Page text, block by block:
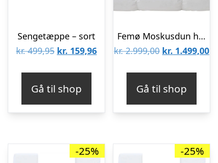
Sengetæppe – sort
kr.499,95 Den
kr. 499,95.
kr. 159,96Den
kr. 159,96.
Gå til shop
Femø Moskusdun helårsdyne – lun
kr.2.999,00 Den
kr. 2.999,00.
kr. 1.499,00
Gå til shop
-25% -25%